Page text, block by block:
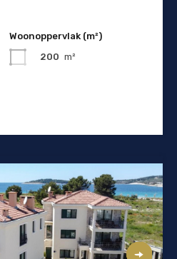
Woonoppervlak (m²)
200 m²